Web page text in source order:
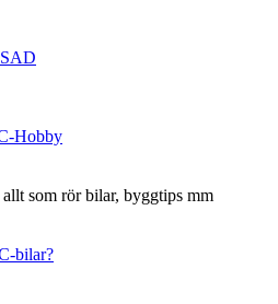
Hobby
som rör bilar, byggtips mm
bilar?